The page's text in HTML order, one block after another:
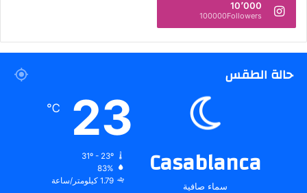
10٬000
100000Followers
حالة الطقس
Casablanca
سماء صافية
23
℃
31º - 23º
83%
1.79 كيلومتر/ساعة